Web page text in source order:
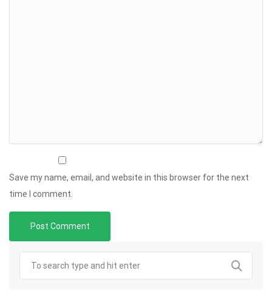
Save my name, email, and website in this browser for the next
time I comment.